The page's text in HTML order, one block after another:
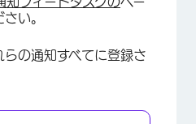
い。
らの通知すべてに登録さ